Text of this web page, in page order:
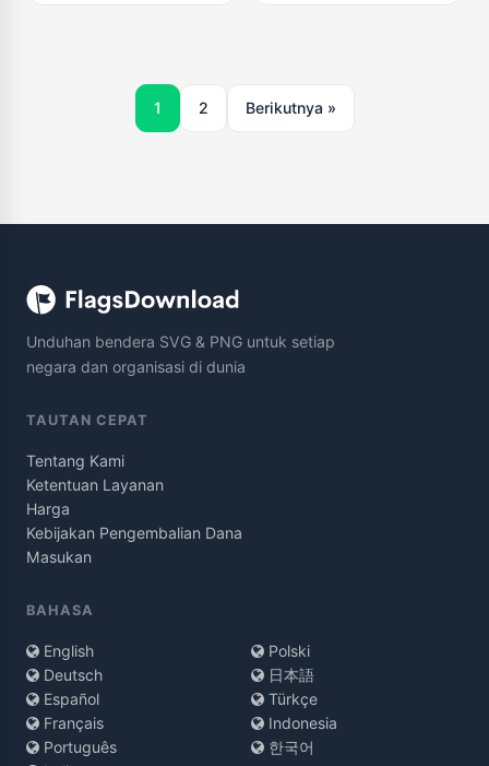
1 2 Berikutnya »
Unduhan bendera SVG & PNG untuk setiap
negara dan organisasi di dunia
TAUTAN CEPAT
Tentang Kami
Ketentuan Layanan
Harga
Kebijakan Pengembalian Dana
Masukan
BAHASA
English
Deutsch
Español
Français
Português
Polski
日本語
Türkçe
Indonesia
한국어